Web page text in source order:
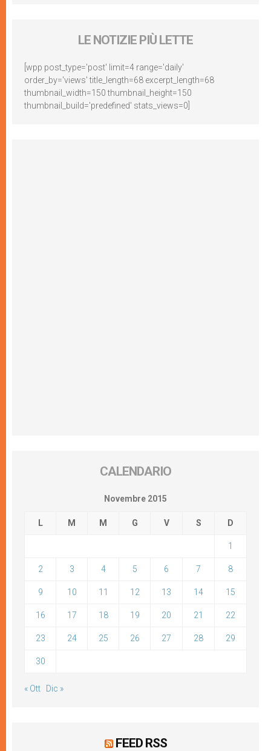
LE NOTIZIE PIÙ LETTE
[wpp post_type='post' limit=4 range='daily'
order_by='views' title_length=68 excerpt_length=68
thumbnail_width=150 thumbnail_height=150
thumbnail_build='predefined' stats_views=0]
CALENDARIO
Novembre 2015
L M M G V S D
1
2 3 4 5 6 7 8
9 10 11 12 13 14 15
16 17 18 19 20 21 22
23 24 25 26 27 28 29
30
« Ott Dic »
FEED RSS